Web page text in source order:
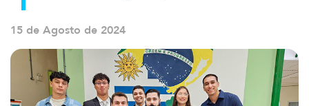
15 de Agosto de 2024